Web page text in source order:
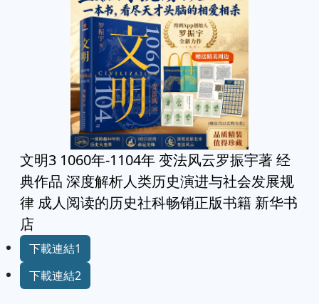
文明3 1060年-1104年 变法风云罗振宇著 经
典作品 深度解析人类历史演进与社会发展规
律 成人阅读的历史社科畅销正版书籍 新华书
店
下載連結1
下載連結2